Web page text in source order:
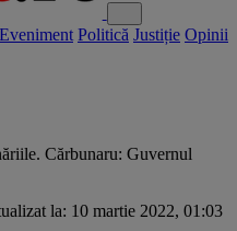
Eveniment Politică Justiție Opinii
Cărbunaru: Guvernul
la: 10 martie 2022, 01:03